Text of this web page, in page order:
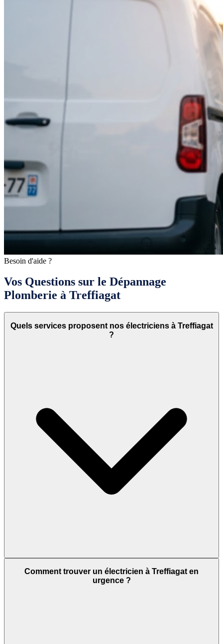
Besoin d'aide ?
Vos Questions sur le Dépannage
Plomberie à Treffiagat
Quels services proposent nos électriciens à Treffiagat
?
Comment trouver un électricien à Treffiagat en
urgence ?